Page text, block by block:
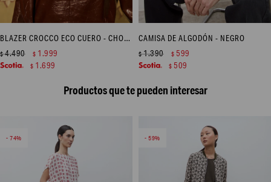
BLAZER CROCCO ECO CUERO - CHOCOLATE
$4.490 $ 1.999
$ 1.699
CAMISA DE ALGODÓN - NEGRO
$1.390 $ 599
$ 509
Productos que te pueden interesar
74 59